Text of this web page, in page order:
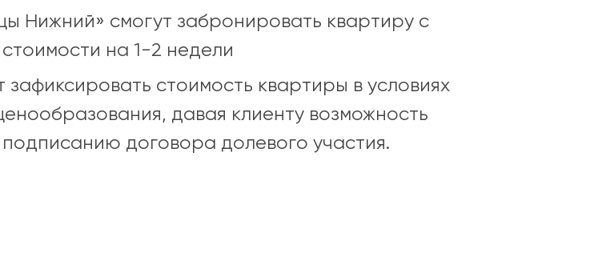
Нижний» смогут забронировать квартиру с
на 1-2 недели
зафиксировать стоимость квартиры в условиях
давая клиенту возможность
подписанию договора долевого участия.
Согласие на